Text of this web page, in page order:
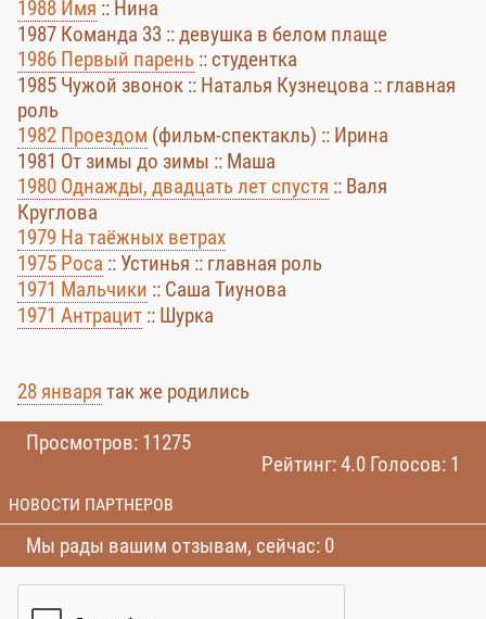
1988 Имя :: Нина
1987 Команда 33 :: девушка в белом плаще
1986 Первый парень :: студентка
1985 Чужой звонок :: Наталья Кузнецова :: главная
роль
1982 Проездом (фильм-спектакль) :: Ирина
1981 От зимы до зимы :: Маша
1980 Однажды, двадцать лет спустя :: Валя
Круглова
1979 На таёжных ветрах
1975 Роса :: Устинья :: главная роль
1971 Мальчики :: Саша Тиунова
1971 Антрацит :: Шурка
28 января так же родились
Просмотров: 11275
Рейтинг: 4.0 Голосов: 1
НОВОСТИ ПАРТНЕРОВ
Мы рады вашим отзывам, сейчас: 0